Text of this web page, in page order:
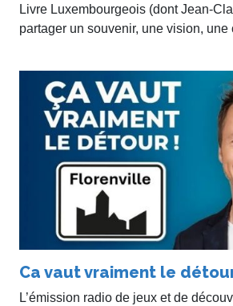
Livre Luxembourgeois (dont Jean-
partager un souvenir, une vision, une
Ca vaut vraiment le
L’émission radio de jeux et de